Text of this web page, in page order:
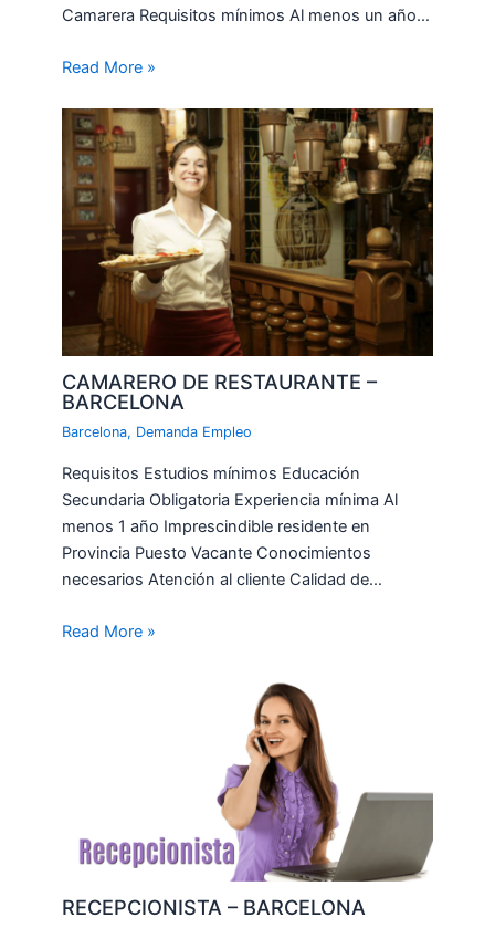
Camarera Requisitos mínimos Al menos un año…
Read More »
CAMARERO DE RESTAURANTE –
BARCELONA
Barcelona, Demanda Empleo
Requisitos Estudios mínimos Educación
Secundaria Obligatoria Experiencia mínima Al
menos 1 año Imprescindible residente en
Provincia Puesto Vacante Conocimientos
necesarios Atención al cliente Calidad de…
Read More »
RECEPCIONISTA – BARCELONA